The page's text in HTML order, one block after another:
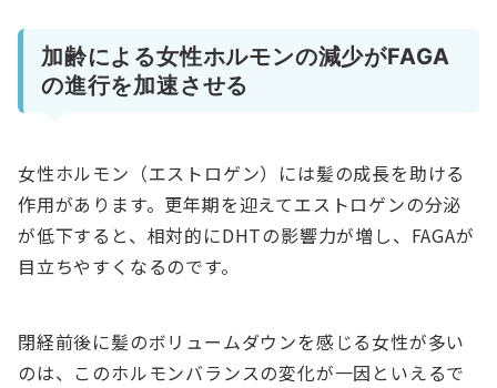
加齢による女性ホルモンの減少がFAGA
の進行を加速させる
女性ホルモン（エストロゲン）には髪の成長を助ける
作用があります。更年期を迎えてエストロゲンの分泌
が低下すると、相対的にDHTの影響力が増し、FAGAが
目立ちやすくなるのです。
閉経前後に髪のボリュームダウンを感じる女性が多い
のは、このホルモンバランスの変化が一因といえるで